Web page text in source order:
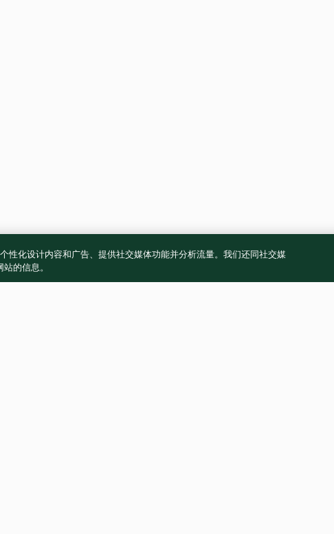
性化设计内容和广告、提供社交媒体功能并分析流量。我们还同社交媒
的信息。